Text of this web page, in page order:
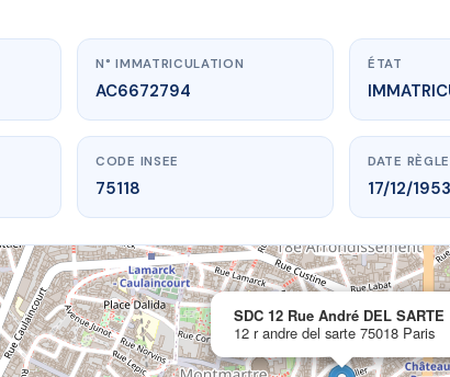
www.vme.plus/AC6672794
SDC 12 Rue André DEL SARTE
12 r andre del sarte75018 Paris
N° IMMATRICULATION
AC6672794
ÉTAT
CODE INSEE
75118
DATE
17/12/1953
SDC 12 Rue André DEL SARTE
12 r andre del sarte 75018 Paris